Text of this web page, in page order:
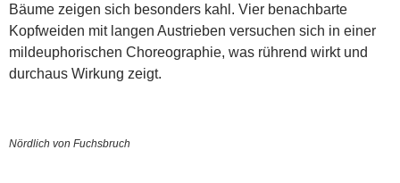
Bäume zeigen sich besonders kahl. Vier benachbarte
Kopfweiden mit langen Austrieben versuchen sich in einer
mildeuphorischen Choreographie, was rührend wirkt und
durchaus Wirkung zeigt.
Nördlich von Fuchsbruch